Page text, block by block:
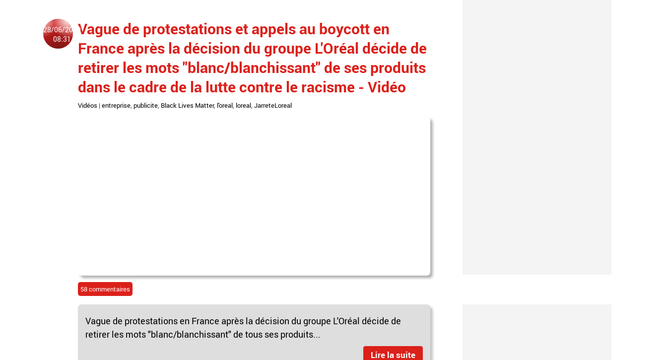
28/06/2020
08:31
Vague de protestations et appels au boycott en
France après la décision du groupe L'Oréal décide de
retirer les mots "blanc/blanchissant" de ses produits
dans le cadre de la lutte contre le racisme - Vidéo
Vidéos | entreprise, publicite, Black Lives Matter, l'oreal, loreal, JarreteLoreal
58 commentaires
Vague de protestations en France après la décision du groupe L'Oréal décide de
retirer les mots "blanc/blanchissant" de tous ses produits...
Lire la suite